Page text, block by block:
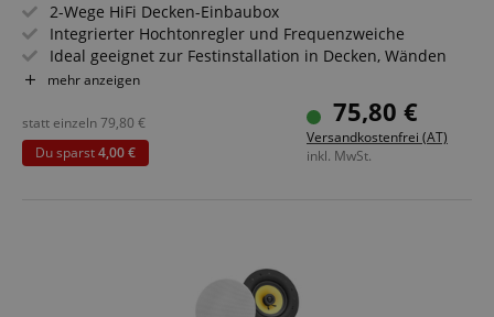
2-Wege HiFi Decken-Einbaubox
Integrierter Hochtonregler und Frequenzweiche
Ideal geeignet zur Festinstallation in Decken, Wänden
und Fahrzeugen
Leistung: 60/120/240 Watt (RMS/Musikleistung/Peak)
6,5" (165 mm) Gewebe-Woofer, 0,75" (20 mm) Seiden-
Kalotten-Hochtöner
mehr anzeigen
75,80 €
Versandkostenfrei (AT)
inkl. MwSt.
statt einzeln79,80 €
Du sparst4,00 €